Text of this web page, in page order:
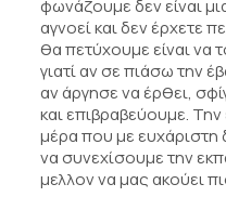
φωνάζουμε δεν είναι
αγνοεί και δεν έρχετε
θα πετύχουμε είναι να
γιατί αν σε πιάσω την
αν άργησε να έρθει,
και επιβραβεύουμε.
μέρα που με
να συνεχίσουμε την
μελλον να μας ακούει